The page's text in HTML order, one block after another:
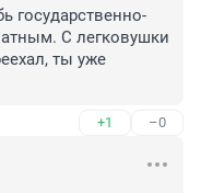
государственно-
С легковушки
ты уже
+1 –0